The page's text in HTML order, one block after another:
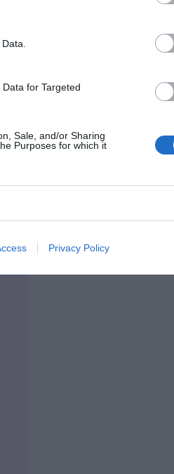
for Targeted
Sale, and/or Sharing
Purposes for which it
Privacy Policy